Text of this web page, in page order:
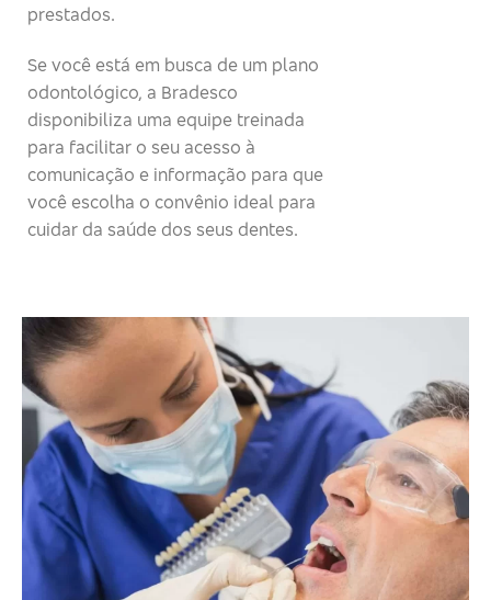
prestados.
Se você está em busca de um plano
odontológico, a Bradesco
disponibiliza uma equipe treinada
para facilitar o seu acesso à
comunicação e informação para que
você escolha o convênio ideal para
cuidar da saúde dos seus dentes.